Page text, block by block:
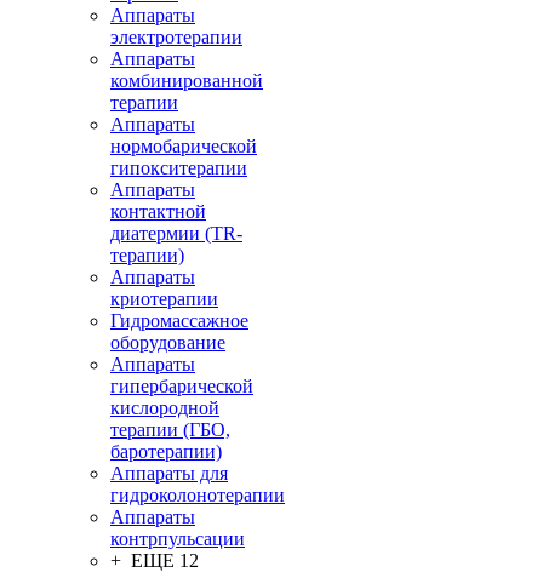
Аппараты
электротерапии
Аппараты
комбинированной
терапии
Аппараты
нормобарической
гипокситерапии
Аппараты
контактной
диатермии (TR-
терапии)
Аппараты
криотерапии
Гидромассажное
оборудование
Аппараты
гипербарической
кислородной
терапии (ГБО,
баротерапии)
Аппараты для
гидроколонотерапии
Аппараты
контрпульсации
+ ЕЩЕ 12